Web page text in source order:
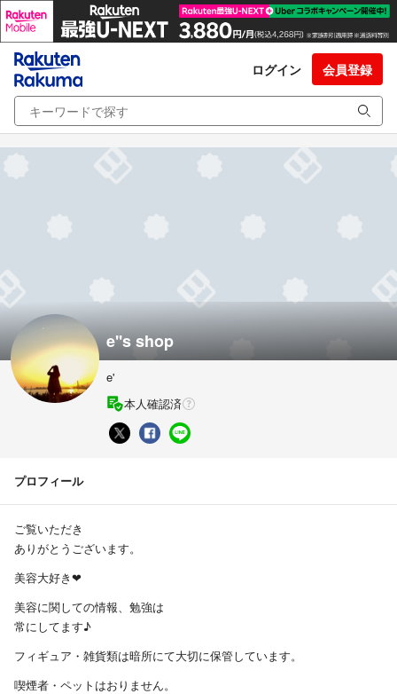
ログイン 会員登録
e''s shop
e'
本人確認済
プロフィール
ご覧いただき
ありがとうございます。
美容大好き❤︎
美容に関しての情報、勉強は
常にしてます♪
フィギュア・雑貨類は暗所にて大切に保管しています。
喫煙者・ペットはおりません。